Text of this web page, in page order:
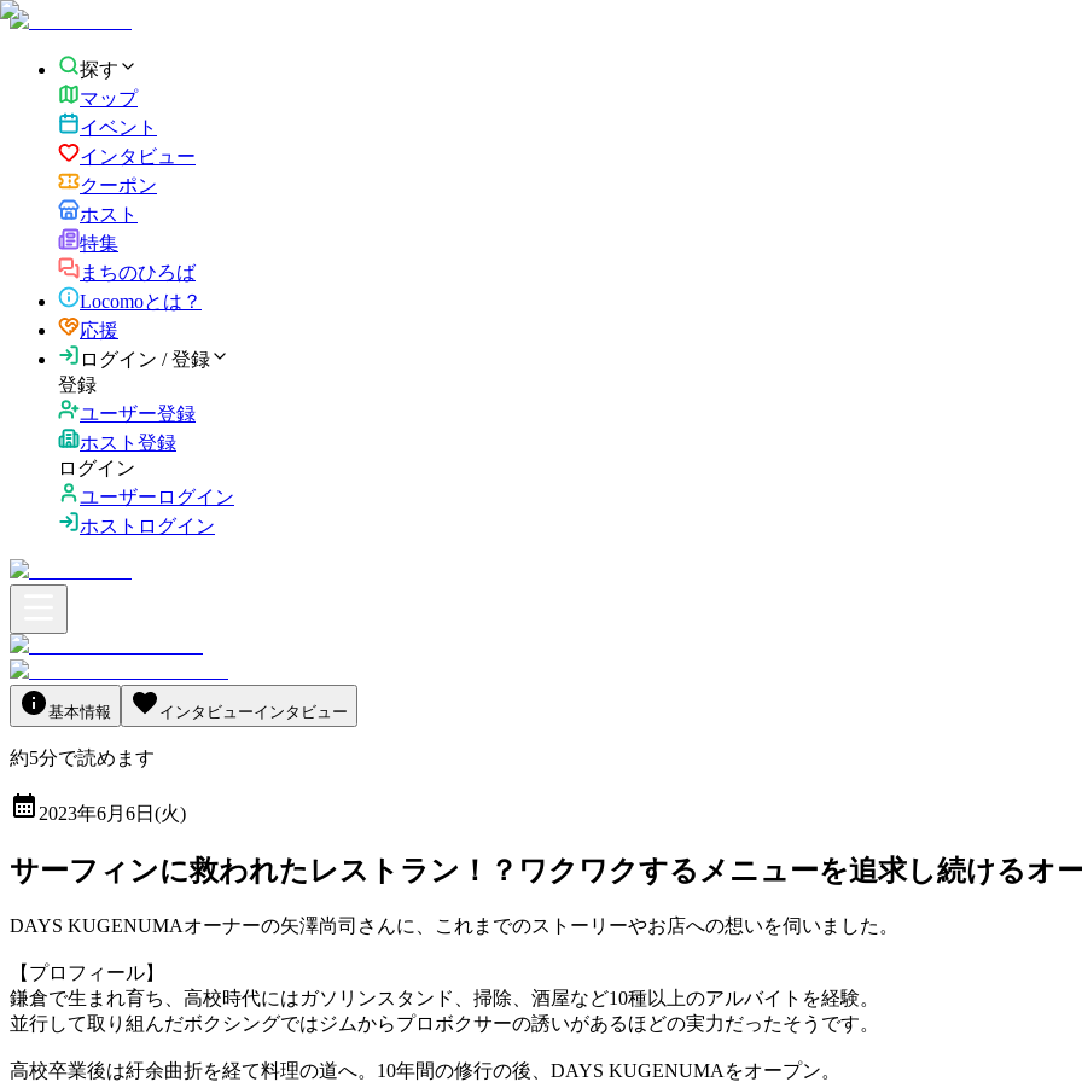
探す
マップ
イベント
インタビュー
クーポン
ホスト
特集
まちのひろば
Locomoとは？
応援
ログイン / 登録
登録
ユーザー登録
ホスト登録
ログイン
ユーザーログイン
ホストログイン
基本情報 インタビューインタビュー
約5分で読めます
2023年6月6日(火)
サーフィンに救われたレストラン！？ワクワクするメニューを追求し続けるオ
DAYS KUGENUMAオーナーの矢澤尚司さんに、これまでのストーリーやお店への想いを伺いました。
【プロフィール】
鎌倉で生まれ育ち、高校時代にはガソリンスタンド、掃除、酒屋など10種以上のアルバイトを経験。
並行して取り組んだボクシングではジムからプロボクサーの誘いがあるほどの実力だったそうです。
高校卒業後は紆余曲折を経て料理の道へ。10年間の修行の後、DAYS KUGENUMAをオープン。